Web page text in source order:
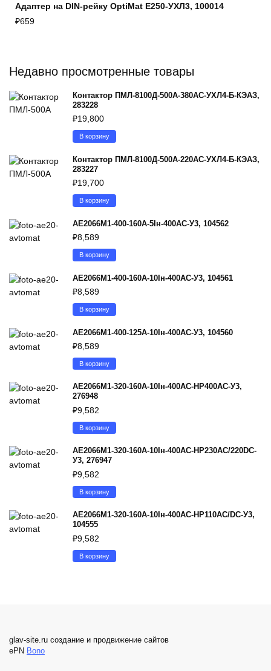
Адаптер на DIN-рейку OptiMat E250-УХЛ3, 100014
₽659
Недавно просмотренные товары
Контактор ПМЛ-8100Д-500А-380AC-УХЛ4-Б-КЭАЗ,
283228
₽19,800
В корзину
Контактор ПМЛ-8100Д-500А-220AC-УХЛ4-Б-КЭАЗ,
283227
₽19,700
В корзину
АЕ2066М1-400-160А-5Iн-400AC-У3, 104562
₽8,589
В корзину
АЕ2066М1-400-160А-10Iн-400AC-У3, 104561
₽8,589
В корзину
АЕ2066М1-400-125А-10Iн-400AC-У3, 104560
₽8,589
В корзину
АЕ2066М1-320-160А-10Iн-400AC-НР400AC-У3,
276948
₽9,582
В корзину
АЕ2066М1-320-160А-10Iн-400AC-НР230AC/220DC-
У3, 276947
₽9,582
В корзину
АЕ2066М1-320-160А-10Iн-400AC-НР110AC/DC-У3,
104555
₽9,582
В корзину
glav-site.ru создание и продвижение сайтов
ePN Bono